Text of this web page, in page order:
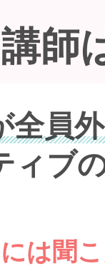
講師
全員
ィブ
は聞